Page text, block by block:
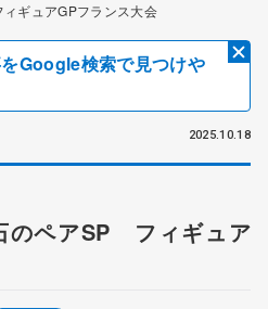
ギュアGPフランス大会
Google検索で見つけや
2025.10.18
のペアSP フィギュア